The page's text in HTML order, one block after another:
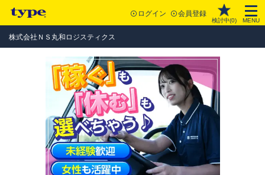
ログイン 会員登録
検討中(0) MENU
株式会社ＮＳ丸和ロジスティクス